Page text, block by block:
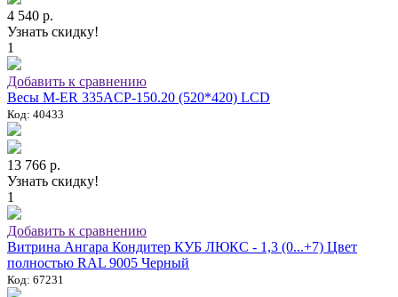
4 540 р.
Узнать скидку!
1
Добавить к сравнению
Весы M-ER 335ACP-150.20 (520*420) LCD
Код: 40433
13 766 р.
Узнать скидку!
1
Добавить к сравнению
Витрина Ангара Кондитер КУБ ЛЮКС - 1,3 (0...+7) Цвет
полностью RAL 9005 Черный
Код: 67231